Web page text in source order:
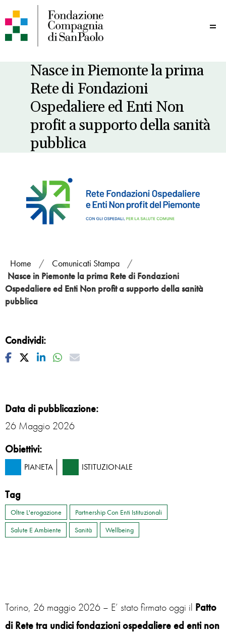
Nasce in Piemonte la prima
Rete di Fondazioni
Ospedaliere ed Enti Non
profit a supporto della sanità
pubblica
Home / Comunicati Stampa
/
Nasce in Piemonte la prima Rete di Fondazioni
Ospedaliere ed Enti Non profit a supporto della sanità
pubblica
Condividi:
Facebook
TwitterLinkedinWhatsapp
Mail
Data di pubblicazione:
26 Maggio 2026
Obiettivi:
PIANETA ISTITUZIONALE
Tag
Oltre L'erogazione
Partnership Con Enti Istituzionali
Salute E Ambiente
Sanità Wellbeing
Torino, 26 maggio 2026 – E’ stato firmato oggi il Patto
di Rete tra undici fondazioni ospedaliere ed enti non